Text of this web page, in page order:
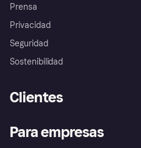
Prensa
Privacidad
Seguridad
Sostenibilidad
Clientes
Inicio de sesión
Para empresas